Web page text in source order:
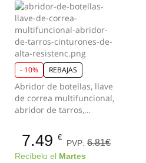
- 10% REBAJAS
Abridor de botellas, llave
de correa multifuncional,
abridor de tarros,
resistenc
7.49 €
PVP: 6.81€
Recíbelo el Martes